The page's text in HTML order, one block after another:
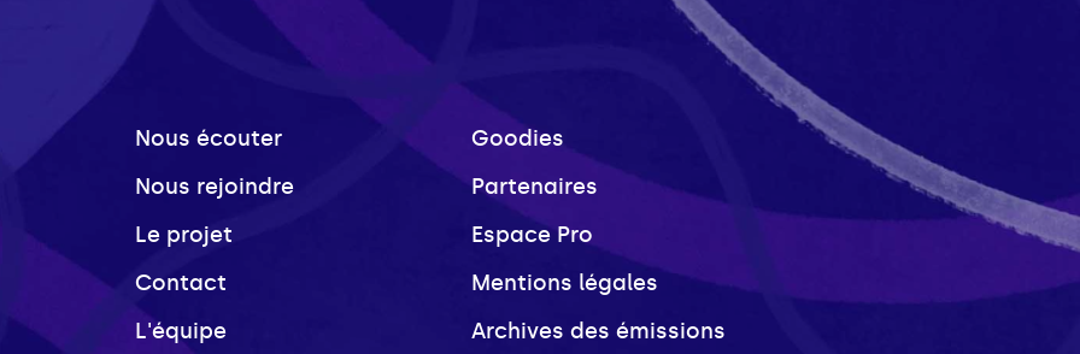
Nous écouter
Nous rejoindre
Le projet
Contact
L'équipe
Goodies
Partenaires
Espace Pro
Mentions légales
Archives des émissions